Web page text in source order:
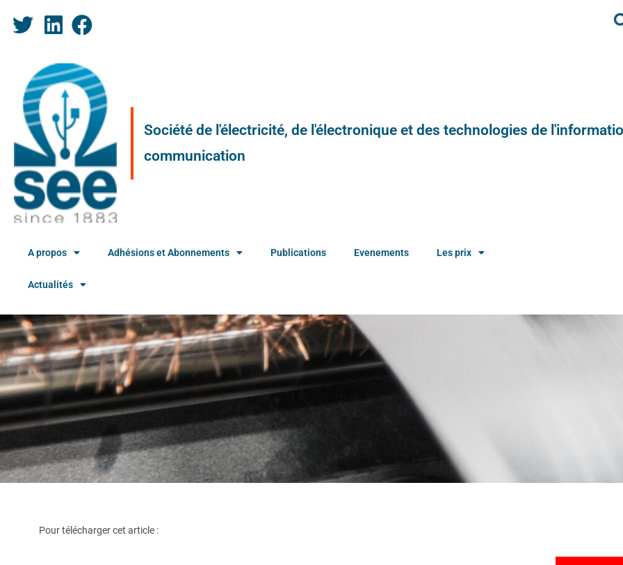
Société de l'électricité, de l'électronique et des technologies de
communication
A propos Adhésions et Abonnements Publications Evenements Les prix
Actualités
Pour télécharger cet article :